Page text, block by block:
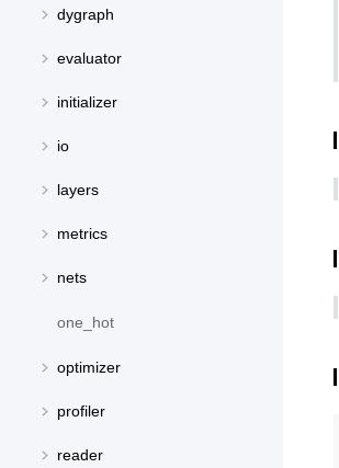
dygraph
evaluator
initializer
io
layers
metrics
nets
one_hot
optimizer
profiler
reader